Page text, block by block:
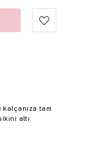
kalçanıza tam
altı